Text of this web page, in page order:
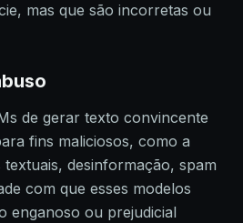
mas que são incorretas ou
de gerar texto convincente
fins maliciosos, como a
desinformação, spam
com que esses modelos
enganoso ou prejudicial